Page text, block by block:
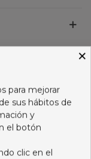
×
para mejorar
sus hábitos de
y
el botón
clic en el